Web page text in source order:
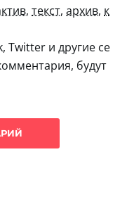
, текст, архив, к
Twitter и другие се
будут